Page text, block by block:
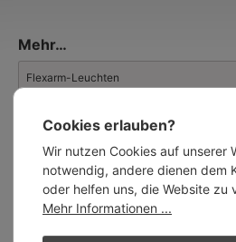
Neben einem stattlichen Repertoire
Atelier MB auch einigeAußenleuchten
Mehr…
Flexarm-Leuchten
Leseleuchten
Landhaus-Stehlampen
Cookies erlauben?
Wir nutzen Cookies auf unserer
notwendig, andere dienen dem
oder helfen uns, die Website zu
Mehr Informationen ...